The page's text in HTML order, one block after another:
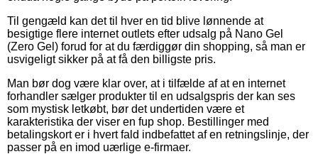
Til gengæld kan det til hver en tid blive lønnende at
besigtige flere internet outlets efter udsalg på Nano Gel
(Zero Gel) forud for at du færdiggør din shopping, så man er
usvigeligt sikker på at få den billigste pris.
Man bør dog være klar over, at i tilfælde af at en internet
forhandler sælger produkter til en udsalgspris der kan ses
som mystisk letkøbt, bør det undertiden være et
karakteristika der viser en fup shop. Bestillinger med
betalingskort er i hvert fald indbefattet af en retningslinje, der
passer på en imod uærlige e-firmaer.